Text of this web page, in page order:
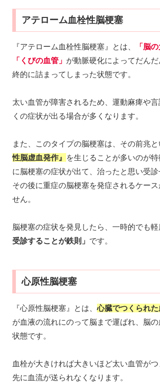
アテローム血栓性脳梗塞
『アテローム血栓性脳梗塞』とは、 「脳
「くびの血管」 が動脈硬化によってだん
終的に詰まってしまった状態です。
太い血管が障害されるため、運動麻痺や
くの症状が出る場合が多くなります。
また、このタイプの脳梗塞は、その前兆と
性脳虚血発作』 を生じることが多いのが
に脳梗塞の症状が出て、治ったと思い受診
その後に重症の脳梗塞を発症されるケー
せん。
脳梗塞の症状を発見したら、一時的でも軽
受診することが鉄則」 です。
心原性脳梗塞
『心原性脳梗塞』とは、心臓でつくられた
が血液の流れにのって脳まで運ばれ、脳
状態です。
血栓が大きければ大きいほど太い血管が
先に血流が送られなくなります。